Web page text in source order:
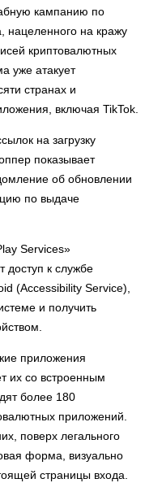
кампанию по
нацеленного на кражу
криптовалютных
уже атакует
странах и
включая TikTok.
на загрузку
показывает
об обновлении
по выдаче
Services»
доступ к службе
(Accessibility Service),
и получить
приложения
их со встроенным
более 180
приложений.
поверх легального
форма, визуально
страницы входа.